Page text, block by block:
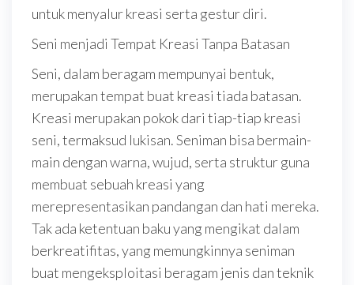
untuk menyalur kreasi serta gestur diri.
Seni menjadi Tempat Kreasi Tanpa Batasan
Seni, dalam beragam mempunyai bentuk,
merupakan tempat buat kreasi tiada batasan.
Kreasi merupakan pokok dari tiap-tiap kreasi
seni, termaksud lukisan. Seniman bisa bermain-
main dengan warna, wujud, serta struktur guna
membuat sebuah kreasi yang
merepresentasikan pandangan dan hati mereka.
Tak ada ketentuan baku yang mengikat dalam
berkreatifitas, yang memungkinnya seniman
buat mengeksploitasi beragam jenis dan teknik